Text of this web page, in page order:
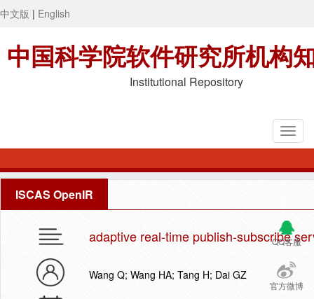
中文版 | English
中国科学院软件研究所机构
Institutional Repository
ISCAS OpenIR
QQ客服
官方微博
adaptive real-time publish-subscribe
Wang Q; Wang HA; Tang H; Dai GZ